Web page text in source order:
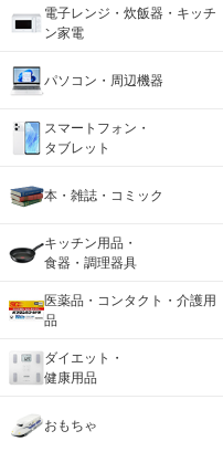
電子レンジ・炊飯器・キッチ
ン家電
パソコン・周辺機器
スマートフォン・
タブレット
本・雑誌・コミック
キッチン用品・
食器・調理器具
医薬品・コンタクト・介護用
品
ダイエット・
健康用品
おもちゃ